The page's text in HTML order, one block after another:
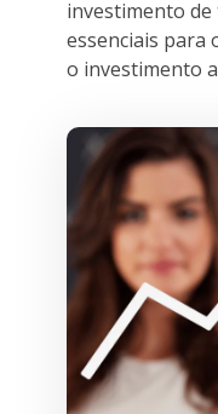
investimento de
essenciais
o investimento